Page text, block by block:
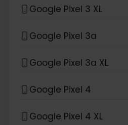
Google Pixel 3 XL
Google Pixel 3a
Google Pixel 3a XL
Google Pixel 4
Google Pixel 4 XL